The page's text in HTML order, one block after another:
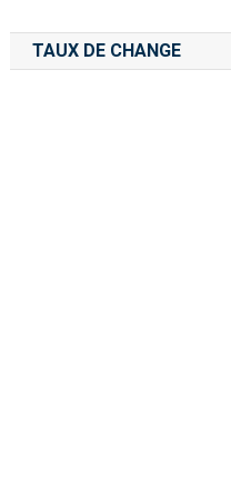
TAUX DE CHANGE